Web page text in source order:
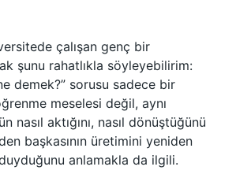
çalışan genç bir
şunu rahatlıkla söyleyebilirim:
demek?” sorusu sadece bir
meselesi değil, aynı
nasıl aktığını, nasıl dönüştüğünü
başkasının üretimini yeniden
anlamakla da ilgili.